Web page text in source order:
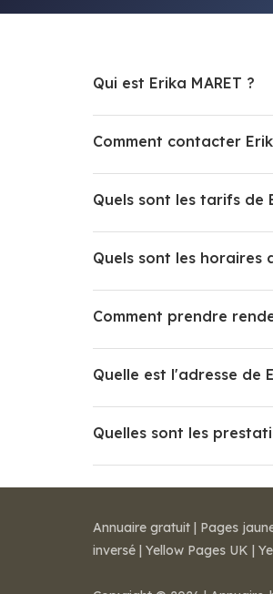
Qui est Erika MARET ?
Comment contacter
Quels sont les tarifs de
Quels sont les horaires
Comment prendre
Quelle est l'adresse de
Quelles sont les
Annuaire gratuit | Pages
inversé | Yellow Pages UK |